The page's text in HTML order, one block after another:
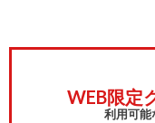
WEB限定
利用可能